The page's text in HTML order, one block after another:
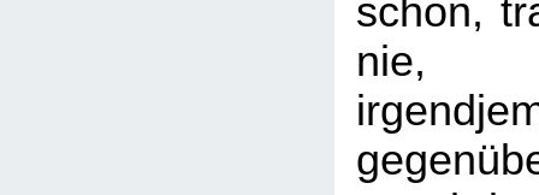
schon,